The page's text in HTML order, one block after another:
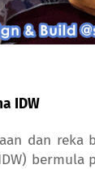
IDW
dan reka
bermula